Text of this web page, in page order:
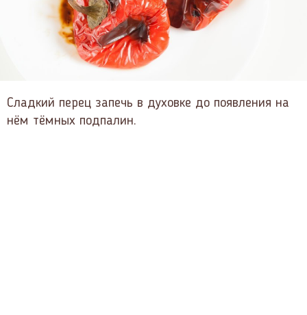
Сладкий перец запечь в духовке до появления на
нём тёмных подпалин.